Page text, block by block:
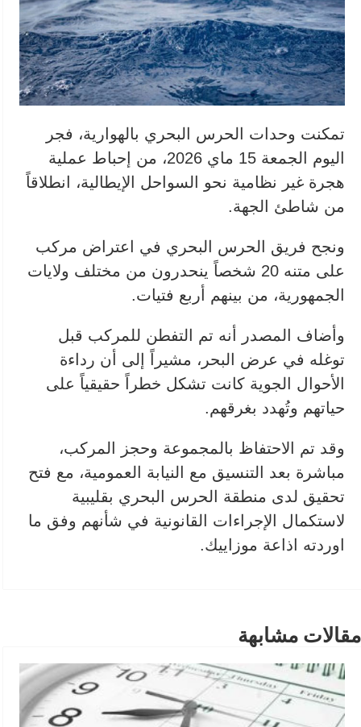
تمكنت وحدات الحرس البحري بالهوارية، فجر
اليوم الجمعة 15 ماي 2026، من إحباط عملية
هجرة غير نظامية نحو السواحل الإيطالية، انطلاقاً
من شاطئ الجهة.
ونجح فريق الحرس البحري في اعتراض مركب
على متنه 20 شخصاً ينحدرون من مختلف ولايات
الجمهورية، من بينهم أربع فتيات.
وأضاف المصدر أنه تم التفطن للمركب قبل
توغله في عرض البحر، مشيراً إلى أن رداءة
الأحوال الجوية كانت تشكل خطراً حقيقياً على
حياتهم وتُهدد بغرقهم.
وقد تم الاحتفاظ بالمجموعة وحجز المركب،
مباشرة بعد التنسيق مع النيابة العمومية، مع فتح
تحقيق لدى منطقة الحرس البحري بقليبية
لاستكمال الإجراءات القانونية في شأنهم وفق ما
اوردته اذاعة موزاييك.
مقالات مشابهة